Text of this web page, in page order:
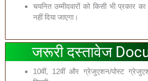
चयनित उम्मीदवारों को किसी भी प्रकार
नहीं दिया जाएगा।
जरूरी दस्तावेज
10वीं, 12वीं और ग्रेजुएशन/पोस्ट